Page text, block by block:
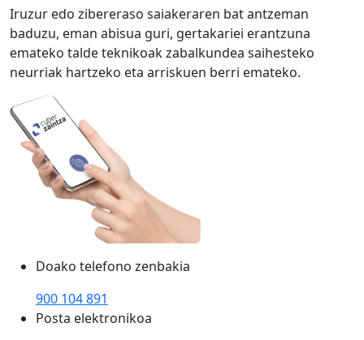
Iruzur edo zibereraso saiakeraren bat antzeman
baduzu, eman abisua guri, gertakariei erantzuna
emateko talde teknikoak zabalkundea saihesteko
neurriak hartzeko eta arriskuen berri emateko.
Doako telefono zenbakia
900 104 891
Posta elektronikoa